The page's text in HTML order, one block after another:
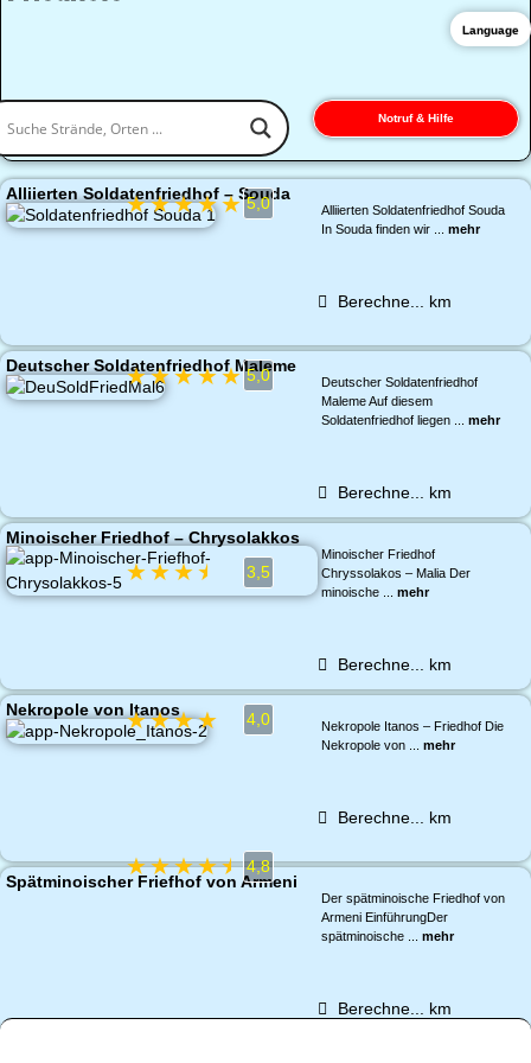
Notruf & Hilfe
Alliierten Soldatenfriedhof – Souda
★★★★★ 5,0
Alliierten Soldatenfriedhof Souda
In Souda finden wir ... mehr
Berechne... km
Deutscher Soldatenfriedhof Maleme
★★★★★ 5,0
Deutscher Soldatenfriedhof
Maleme Auf diesem
Soldatenfriedhof liegen ... mehr
Berechne... km
Minoischer Friedhof – Chrysolakkos
★★★★ 3,5
Minoischer Friedhof
Chryssolakos – Malia Der
minoische ... mehr
Berechne... km
Nekropole von Itanos
★★★★ 4,0
Nekropole Itanos – Friedhof Die
Nekropole von ... mehr
Berechne... km
Spätminoischer Friefhof von Armeni
★★★★★ 4,8
Der spätminoische Friedhof von
Armeni EinführungDer
spätminoische ... mehr
Berechne... km
Language